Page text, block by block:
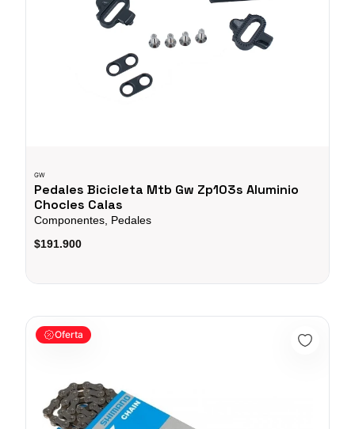
GW
Pedales Bicicleta Mtb Gw Zp103s Aluminio
Chocles Calas
Componentes, Pedales
$191.900
Cadenilla 10vel Shimano Deore SLX Cn-Hg54 Bicicletas Mtb
Oferta